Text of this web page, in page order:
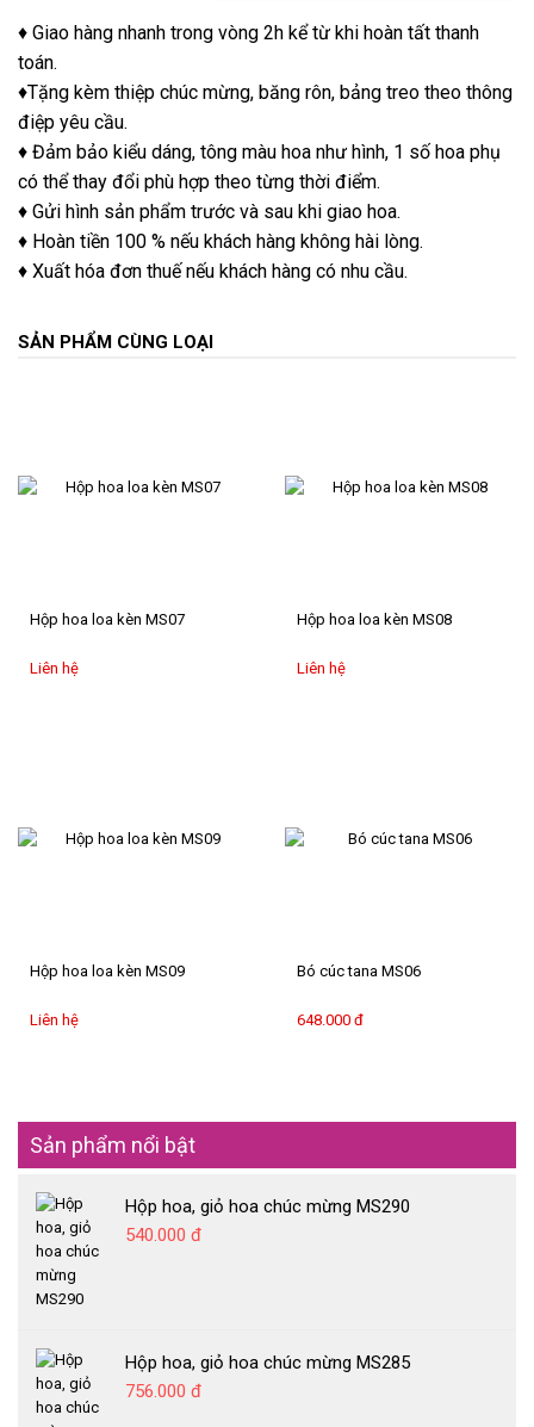
♦ Giao hàng nhanh trong vòng 2h kể từ khi hoàn tất thanh
toán.
♦Tặng kèm thiệp chúc mừng, băng rôn, bảng treo theo thông
điệp yêu cầu.
♦ Đảm bảo kiểu dáng, tông màu hoa như hình, 1 số hoa phụ
có thể thay đổi phù hợp theo từng thời điểm.
♦ Gửi hình sản phẩm trước và sau khi giao hoa.
♦ Hoàn tiền 100 % nếu khách hàng không hài lòng.
♦ Xuất hóa đơn thuế nếu khách hàng có nhu cầu.
SẢN PHẨM CÙNG LOẠI
Hộp hoa loa kèn MS07
Liên hệ
Hộp hoa loa kèn MS08
Liên hệ
Hộp hoa loa kèn MS09
Liên hệ
Bó cúc tana MS06
648.000 đ
Sản phẩm nổi bật
Hộp hoa, giỏ hoa chúc mừng MS290
540.000 đ
Hộp hoa, giỏ hoa chúc mừng MS285
756.000 đ